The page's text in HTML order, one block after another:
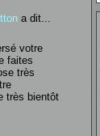
a dit...
votre
faites
très
très bientôt